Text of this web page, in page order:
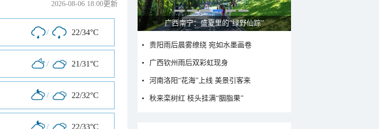
2026-08-06 18:00更新
/ 22/34°C
/ 21/31°C
/ 22/32°C
/ 22/33°C
呼伦贝尔草原 藏着最治愈的蓝天白云
贵阳雨后晨雾缭绕 宛如水墨画卷
广西钦州雨后双彩虹现身
河南洛阳“花海”上线 美景引客来
秋来栾树红 枝头挂满“胭脂果”